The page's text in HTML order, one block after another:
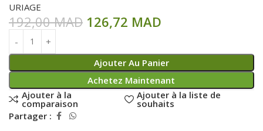
URIAGE
192,00MAD 126,72 MAD
Ajouter Au Panier
Achetez Maintenant
Ajouter à la
comparaison
Ajouter à la liste de
souhaits
Partager :